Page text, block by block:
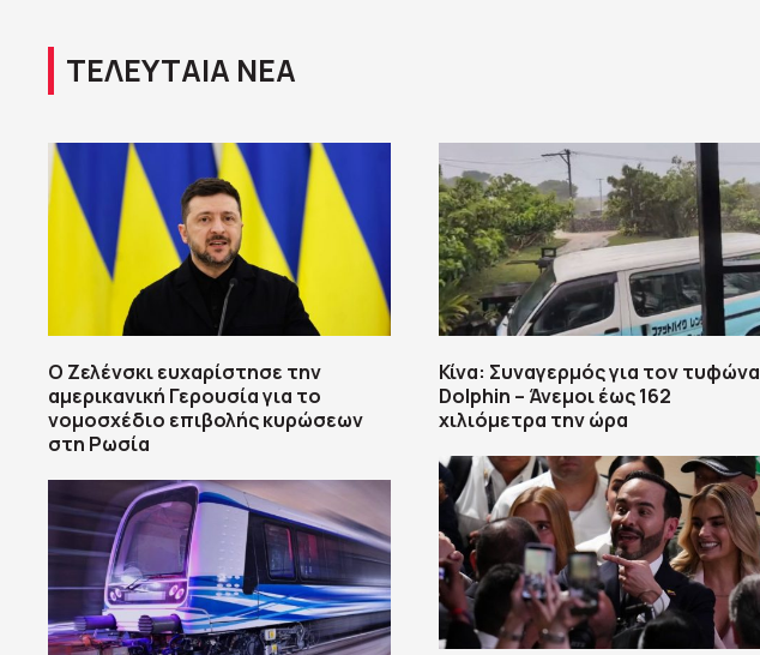
ΤΕΛΕΥΤΑΙΑ ΝΕΑ
Ο Ζελένσκι ευχαρίστησε την
αμερικανική Γερουσία για το
νομοσχέδιο επιβολής κυρώσεων
στη Ρωσία
Κίνα: Συναγερμός για τον τυφώνα
Dolphin – Άνεμοι έως 162
χιλιόμετρα την ώρα